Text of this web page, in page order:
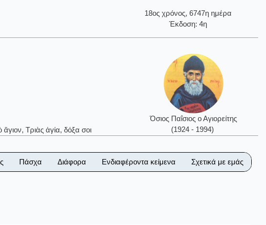
18ος χρόνος, 6747η ημέρα
Έκδοση: 4η
Τριὰς ἁγία, δόξα σοι
Όσιος Παΐσιος ο Αγιορείτης
(1924 - 1994)
Πάσχα Διάφορα Ενδιαφέροντα κείμενα Σχετικά με εμάς